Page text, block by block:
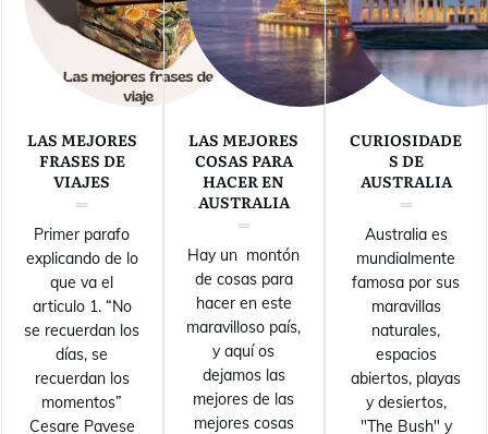
LAS MEJORES
FRASES DE
VIAJES
Primer parafo
explicando de lo
que va el
articulo 1. “No
se recuerdan los
días, se
recuerdan los
momentos”
Cesare Pavese
LAS MEJORES
COSAS PARA
HACER EN
AUSTRALIA
Hay un montón
de cosas para
hacer en este
maravilloso país,
y aquí os
dejamos las
mejores de las
mejores cosas
CURIOSIDADE
S DE
AUSTRALIA
Australia es
mundialmente
famosa por sus
maravillas
naturales,
espacios
abiertos, playas
y desiertos,
"The Bush" y